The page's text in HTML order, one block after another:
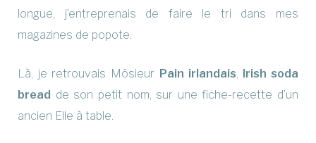
longue, j’entreprenais de faire le tri dans mes
magazines de popote.
Là, je retrouvais Môsieur Pain irlandais, Irish soda
bread de son petit nom, sur une fiche-recette d’un
ancien Elle à table.